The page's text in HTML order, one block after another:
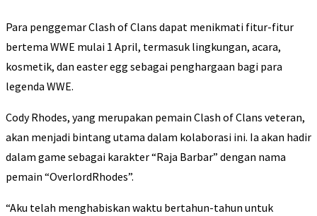
Para penggemar Clash of Clans dapat menikmati fitur-fitur
bertema WWE mulai 1 April, termasuk lingkungan, acara,
kosmetik, dan easter egg sebagai penghargaan bagi para
legenda WWE.
Cody Rhodes, yang merupakan pemain Clash of Clans veteran,
akan menjadi bintang utama dalam kolaborasi ini. Ia akan hadir
dalam game sebagai karakter “Raja Barbar” dengan nama
pemain “OverlordRhodes”.
“Aku telah menghabiskan waktu bertahun-tahun untuk